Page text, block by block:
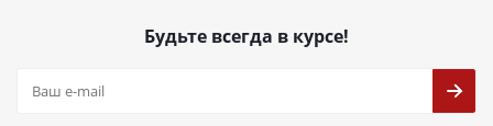
Будьте всегда в курсе!